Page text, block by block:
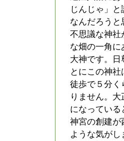
じんじゃ」
なんだろう
不思議な神社
な畑の一角
大神です。
とにこの神
徒歩で５分く
りません。
になってい
神宮の創建が
ような気が